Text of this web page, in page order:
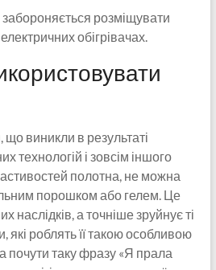
розміщувати
обігрівачах.
виникли в результаті
технологій і зовсім іншого
полотна, не можна
порошком або гелем. Це
наслідків, а точніше зруйнує ті
які роблять її такою особливою
таку фразу «Я прала